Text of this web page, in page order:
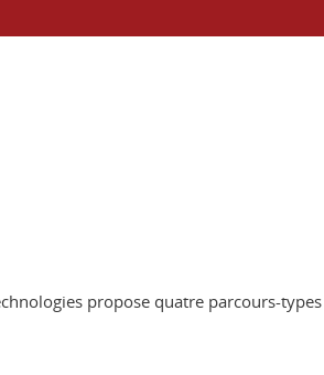
propose quatre parcours-